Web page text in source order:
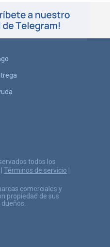
todos los
| Términos de servicio |
comerciales y
propiedad de sus